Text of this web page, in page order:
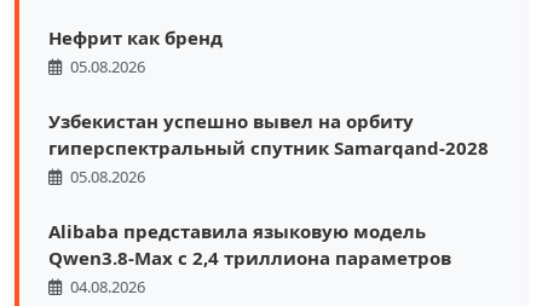
Нефрит как бренд
05.08.2026
Узбекистан успешно вывел на орбиту
гиперспектральный спутник Samarqand-2028
05.08.2026
Alibaba представила языковую модель
Qwen3.8-Max с 2,4 триллиона параметров
04.08.2026